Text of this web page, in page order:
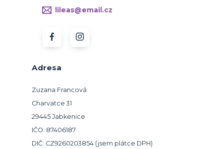
Adresa
Zuzana Francová
Charvatce 31
29445 Jabkenice
IČO: 87406187
DIČ: CZ9260203854 (jsem plátce DPH)
lileas@email.cz